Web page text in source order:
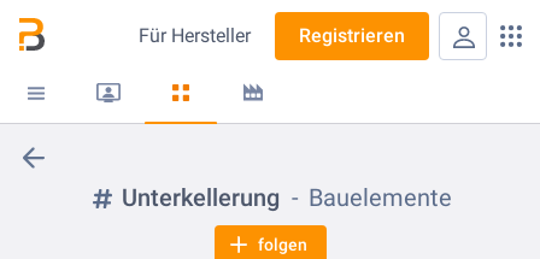
Für Hersteller Registrieren
Unterkellerung Bauelemente
folgen